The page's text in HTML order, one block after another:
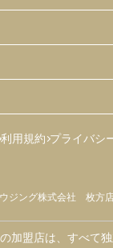
利用規約 プライバシ
ジング株式会社 枚方
加盟店は、すべて独